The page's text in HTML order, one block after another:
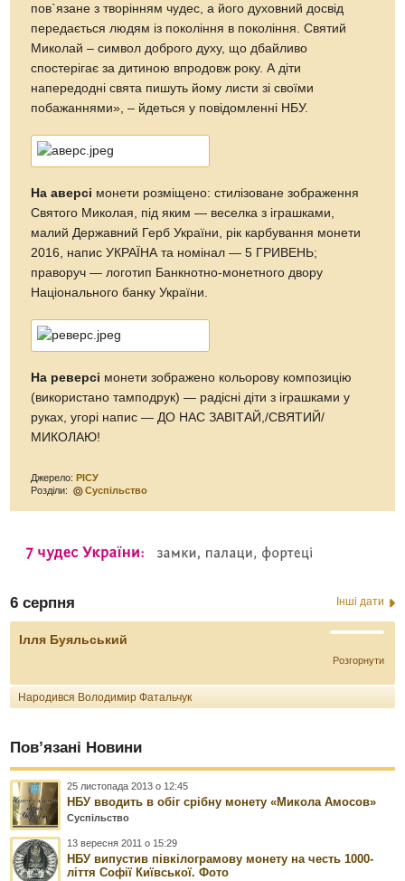
пов`язане з творінням чудес, а його духовний досвід
передається людям із покоління в покоління. Святий
Миколай – символ доброго духу, що дбайливо
спостерігає за дитиною впродовж року. А діти
напередодні свята пишуть йому листи зі своїми
побажаннями», – йдеться у повідомленні НБУ.
На аверсі монети розміщено: стилізоване зображення
Святого Миколая, під яким — веселка з іграшками,
малий Державний Герб України, рік карбування монети
2016, напис УКРАЇНА та номінал — 5 ГРИВЕНЬ;
праворуч — логотип Банкнотно-монетного двору
Національного банку України.
На реверсі монети зображено кольорову композицію
(використано тамподрук) — радісні діти з іграшками у
руках, угорі напис — ДО НАС ЗАВІТАЙ,/СВЯТИЙ/
МИКОЛАЮ!
Джерело: РІСУ
Розділи:
Суспільство
6 серпня Інші дати
Ілля Буяльський
Розгорнути
Народився Володимир Фатальчук
Пов’язані Новини
25 листопада 2013 о 12:45
НБУ вводить в обіг срібну монету «Микола Амосов»
Суспільство
13 вересня 2011 о 15:29
НБУ випустив півкілограмову монету на честь 1000-
ліття Софії Київської. Фото